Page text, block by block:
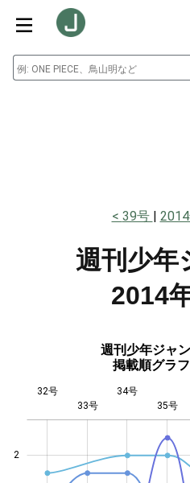
39号
週刊少年
2014
週刊少年ジャ
掲載順グラ
2
32号
33号
34号
35号